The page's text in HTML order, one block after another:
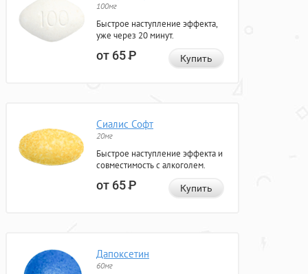
100мг
Быстрое наступление эффекта,
уже через 20 минут.
от 65Р Купить
Сиалис Софт
20мг
Быстрое наступление эффекта и
совместимость с алкоголем.
от 65Р Купить
Дапоксетин
60мг